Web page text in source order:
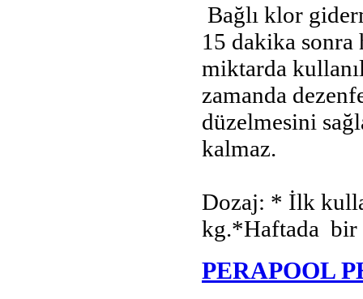
Bağlı klor
15 dakika
miktarda
zamanda
düzelmesini
kalmaz.
Dozaj: * İlk
kg.*Haftada bir
PERAPOOL